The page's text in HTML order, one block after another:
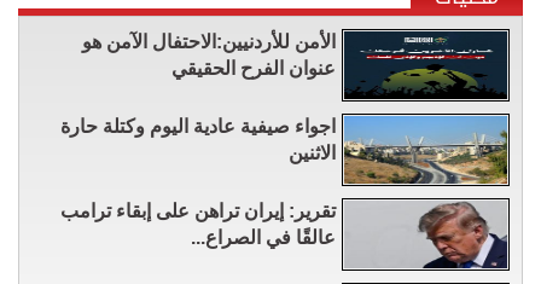
الأمن للأردنيين:الاحتفال الآمن هو
عنوان الفرح الحقيقي
اجواء صيفية عادية اليوم وكتلة حارة
الاثنين
تقرير: إيران تراهن على إبقاء ترامب
عالقًا في الصراع...